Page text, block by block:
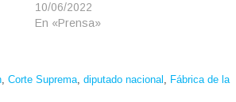
10/06/2022
En «Prensa»
, Corte Suprema, diputado nacional , Fábrica de la